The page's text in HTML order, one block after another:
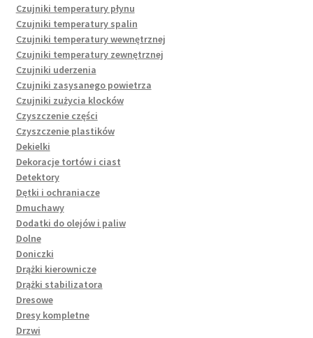
Czujniki temperatury płynu
Czujniki temperatury spalin
Czujniki temperatury wewnętrznej
Czujniki temperatury zewnętrznej
Czujniki uderzenia
Czujniki zasysanego powietrza
Czujniki zużycia klocków
Czyszczenie części
Czyszczenie plastików
Dekielki
Dekoracje tortów i ciast
Detektory
Dętki i ochraniacze
Dmuchawy
Dodatki do olejów i paliw
Dolne
Doniczki
Drążki kierownicze
Drążki stabilizatora
Dresowe
Dresy kompletne
Drzwi